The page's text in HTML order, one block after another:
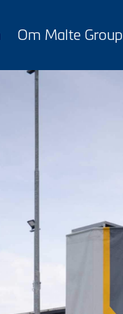
Om Malte Group